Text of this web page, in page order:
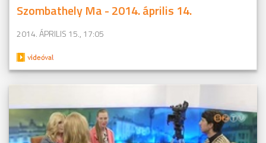
Szombathely Ma - 2014. április 14.
2014. ÁPRILIS 15., 17:05